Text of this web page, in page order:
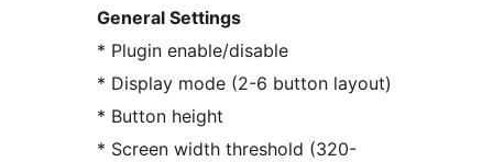
General Settings
* Plugin enable/disable
* Display mode (2-6 button layout)
* Button height
* Screen width threshold (320-